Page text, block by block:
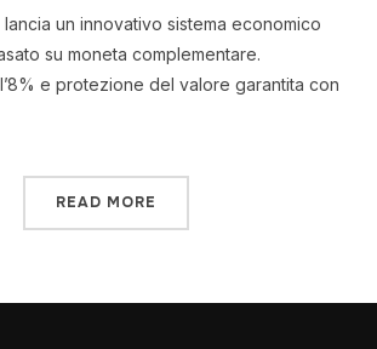
un innovativo sistema economico
su moneta complementare.
e protezione del valore garantita con
READ MORE